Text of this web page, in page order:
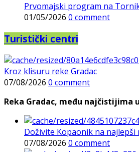
Prvomajski program na
01/05/2026 0 comment
Turistički centri
Kroz klisuru reke Gradac
07/08/2026 0 comment
Reka Gradac, među najčistijima
Doživite Kopaonik na najlepši
07/08/2026 0 comment